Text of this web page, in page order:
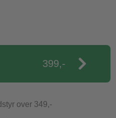
399,-
over 349,-